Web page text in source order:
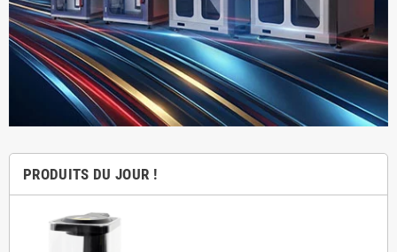
PRODUITS DU JOUR !